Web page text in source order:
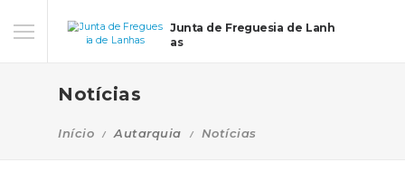
Junta de Freguesia de Lanh
as
Notícias
Início Autarquia Notícias